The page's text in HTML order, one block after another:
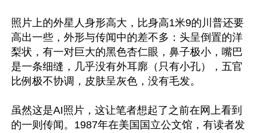
照片上的外星人身形高大，比身高1米9的川普还要
高出一些，外形与传闻中的差不多：头呈倒置的洋
梨状，有一对巨大的黑色杏仁眼，鼻子极小，嘴巴
是一条细缝，几乎没有外耳廓（只有小孔），五官
比例极不协调，皮肤呈灰色，没有毛发。
虽然这是AI照片，这让笔者想起了之前在网上看到
的一则传闻。1987年在美国国立公文馆，有读者发